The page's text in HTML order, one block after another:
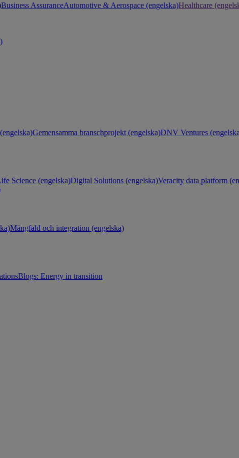
Business AssuranceAutomotive & Aerospace (engelska)Healthcare
Gemensamma branschprojekt (engelska)DNV Ventures
Science (engelska)Digital Solutions (engelska)Veracity data platform
Mångfald och integration (engelska)
Blogs: Energy in transition